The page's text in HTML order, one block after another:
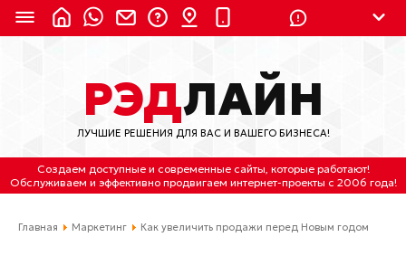
8 (800) 550-9899 (с 2:30 до 11:30 по
Мск)
Бесплатно по России
(4212) 658-653
(4212) 637-673
РЭДЛАЙН
ЛУЧШИЕ РЕШЕНИЯ ДЛЯ ВАС И ВАШЕГО БИЗНЕСА!
Создаем доступные и современные сайты, которые работают!
Обслуживаем и эффективно продвигаем интернет-проекты с 2006 года!
Главная Маркетинг Как увеличить продажи перед Новым годом